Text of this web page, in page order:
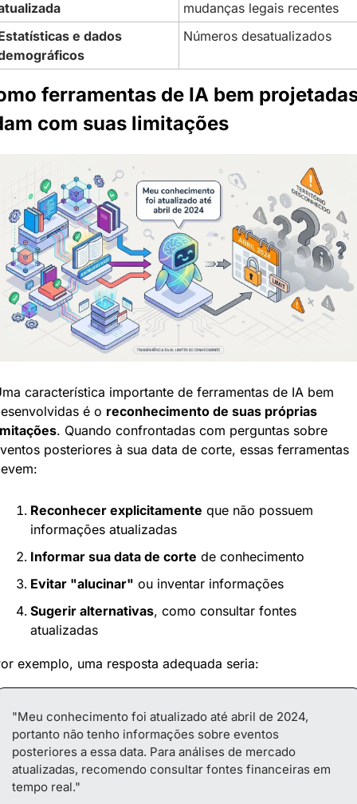
mudanças legais recentes
e dados
Números desatualizados
ferramentas de IA bem
com suas limitações
característica importante de ferramentas de IA bem
é o reconhecimento de suas próprias
. Quando confrontadas com perguntas sobre
posteriores à sua data de corte, essas ferramentas
Reconhecer explicitamente que não possuem
informações atualizadas
Informar sua data de corte de conhecimento
Evitar "alucinar" ou inventar informações
Sugerir alternativas, como consultar fontes
atualizadas
exemplo, uma resposta adequada seria:
"Meu conhecimento foi atualizado até abril de 2024,
portanto não tenho informações sobre eventos
posteriores a essa data. Para análises de mercado
atualizadas, recomendo consultar fontes financeiras em
tempo real."